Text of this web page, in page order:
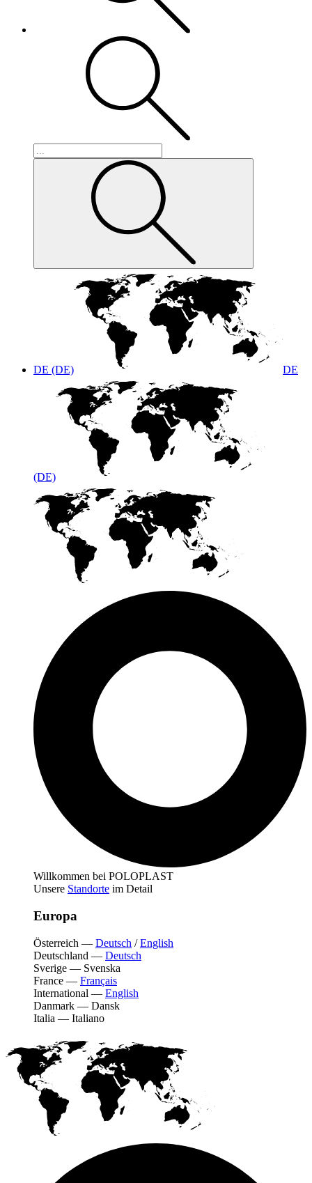
DE (DE) DE
(DE)
Willkommen bei POLOPLAST
Unsere Standorte im Detail
Europa
Österreich — Deutsch /English
Deutschland — Deutsch
Sverige — Svenska
France — Français
International — English
Danmark — Dansk
Italia — Italiano